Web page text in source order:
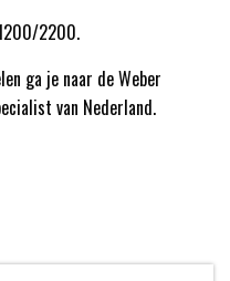
2200.
ga je naar de Weber
van Nederland.